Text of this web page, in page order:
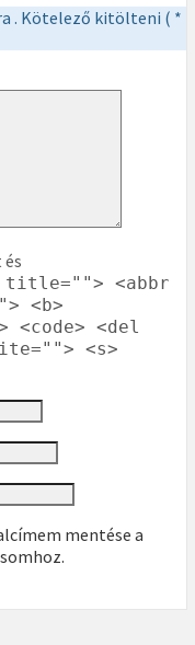
. Kötelező kitölteni ( *
title=""> <abbr
<b>
<code> <del
<s>
mentése a